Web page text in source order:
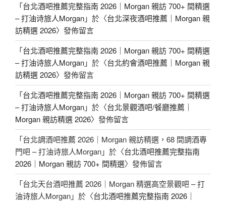
「台北酒吧推薦完整指南 2026｜Morgan 親訪 700+ 間精選
– 打油诗旅人Morgan」於〈台北深夜酒吧推薦｜Morgan 親
訪精選 2026〉發佈留言
「台北酒吧推薦完整指南 2026｜Morgan 親訪 700+ 間精選
– 打油诗旅人Morgan」於〈台北約會酒吧推薦｜Morgan 親
訪精選 2026〉發佈留言
「台北酒吧推薦完整指南 2026｜Morgan 親訪 700+ 間精選
– 打油诗旅人Morgan」於〈台北景觀酒吧/餐廳推薦｜
Morgan 親訪精選 2026〉發佈留言
「台北調酒吧推薦 2026｜Morgan 親訪精選，68 間調酒專
門吧 – 打油诗旅人Morgan」於〈台北酒吧推薦完整指南
2026｜Morgan 親訪 700+ 間精選〉發佈留言
「台北天台酒吧推薦 2026｜Morgan 精選高空景觀吧 – 打
油诗旅人Morgan」於〈台北酒吧推薦完整指南 2026｜